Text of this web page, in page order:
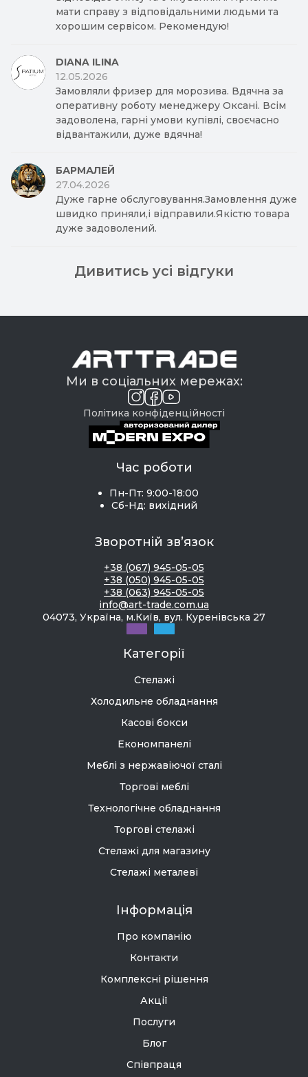
мати справу з відповідальними людьми та
хорошим сервісом. Рекомендую!
DIANA ILINA
12.05.2026
Замовляли фризер для морозива. Вдячна за
оперативну роботу менеджеру Оксані. Всім
задоволена, гарні умови купівлі, своєчасно
відвантажили, дуже вдячна!
БАРМАЛЕЙ
27.04.2026
Дуже гарне обслуговування.Замовлення дуже
швидко приняли,і відправили.Якістю товара
дуже задоволений.
Дивитись усі відгуки
Ми в соціальних мережах:
Політика конфіденційності
Час роботи
Пн-Пт: 9:00-18:00
Сб-Нд: вихідний
Зворотній зв’язок
+38 (067) 945-05-05
+38 (050) 945-05-05
+38 (063) 945-05-05
info@art-trade.com.ua
04073, Україна, м.Київ, вул. Куренівська 27
Категорії
Стелажі
Холодильне обладнання
Касові бокси
Економпанелі
Меблі з нержавіючої сталі
Торгові меблі
Технологічне обладнання
Торгові стелажі
Стелажі для магазину
Стелажі металеві
Інформація
Про компанію
Контакти
Комплексні рішення
Акції
Послуги
Блог
Співпраця